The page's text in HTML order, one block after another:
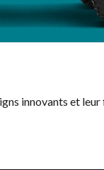
innovants et